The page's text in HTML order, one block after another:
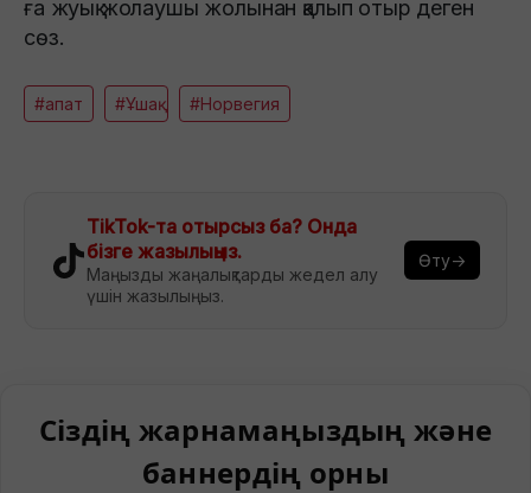
ға жуық жолаушы жолынан қалып отыр деген
сөз.
#апат #Ұшақ #Норвегия
TikTok-та отырсыз ба? Онда
бізге жазылыңыз.
Маңызды жаңалықтарды жедел алу
үшін жазылыңыз.
Өту→
Сіздің жарнамаңыздың және
баннердің орны